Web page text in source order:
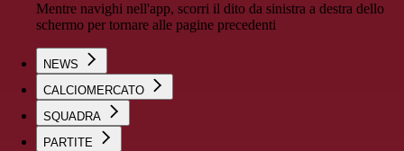
Mentre navighi nell'app, scorri il dito da sinistra a destra dello
schermo per tornare alle pagine precedenti
NEWS
CALCIOMERCATO
SQUADRA
PARTITE